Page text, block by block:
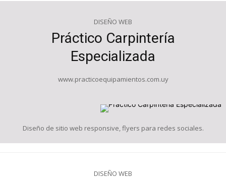
DISEÑO WEB
Práctico Carpintería
Especializada
www.practicoequipamientos.com.uy
Diseño de sitio web responsive, flyers para redes sociales.
DISEÑO WEB